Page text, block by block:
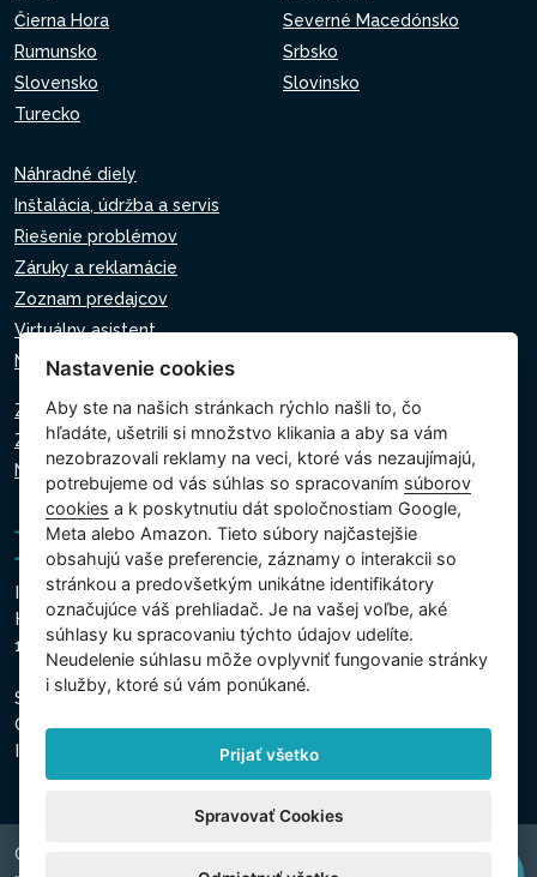
Čierna Hora
Severné Macedónsko
Rumunsko
Srbsko
Slovensko
Slovinsko
Turecko
Náhradné diely
Inštalácia, údržba a servis
Riešenie problémov
Záruky a reklamácie
Zoznam predajcov
Virtuálny asistent
Napíšte nám
Zásady ochrany osobných údajov
Zásady používania súborov cookie
Nastavenie cookies
Intex Trading, s.r.o.
Hradecká 2526/3
130 00 Praha 3 - Česká republika
Spoločnosť je zapísaná na Mestskom súde v Prahe, oddiel
C, vložka 74759
IČO 26150808, DIČ CZ26150808
Copyright © 2026 INTEX TRADING s.r.o. Všechna
Nastavenie cookies
Aby ste na našich stránkach rýchlo našli to, čo
hľadáte, ušetrili si množstvo klikania a aby sa vám
nezobrazovali reklamy na veci, ktoré vás nezaujímajú,
potrebujeme od vás súhlas so spracovaním súborov
cookies a k poskytnutiu dát spoločnostiam Google,
Meta alebo Amazon. Tieto súbory najčastejšie
obsahujú vaše preferencie, záznamy o interakcii so
stránkou a predovšetkým unikátne identifikátory
označujúce váš prehliadač. Je na vašej voľbe, aké
súhlasy ku spracovaniu týchto údajov udelíte.
Neudelenie súhlasu mȏže ovplyvniť fungovanie stránky
i služby, ktoré sú vám ponúkané.
Prijať všetko
Spravovať Cookies